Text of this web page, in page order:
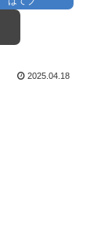
2025.04.18